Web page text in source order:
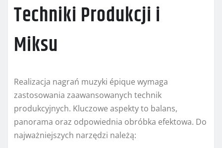
Techniki Produkcji i
Miksu
Realizacja nagrań muzyki épique wymaga
zastosowania zaawansowanych technik
produkcyjnych. Kluczowe aspekty to balans,
panorama oraz odpowiednia obróbka efektowa. Do
najważniejszych narzędzi należą: